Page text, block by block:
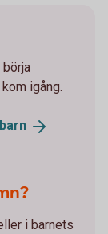
igång.
barn
i barnets